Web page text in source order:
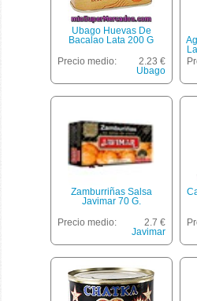
Ubago Huevas De
Bacalao Lata 200 G
Precio medio:
2.23 €
Ubago
Zamburriñas Salsa
Javimar 70 G.
Precio medio:
2.7 €
Javimar